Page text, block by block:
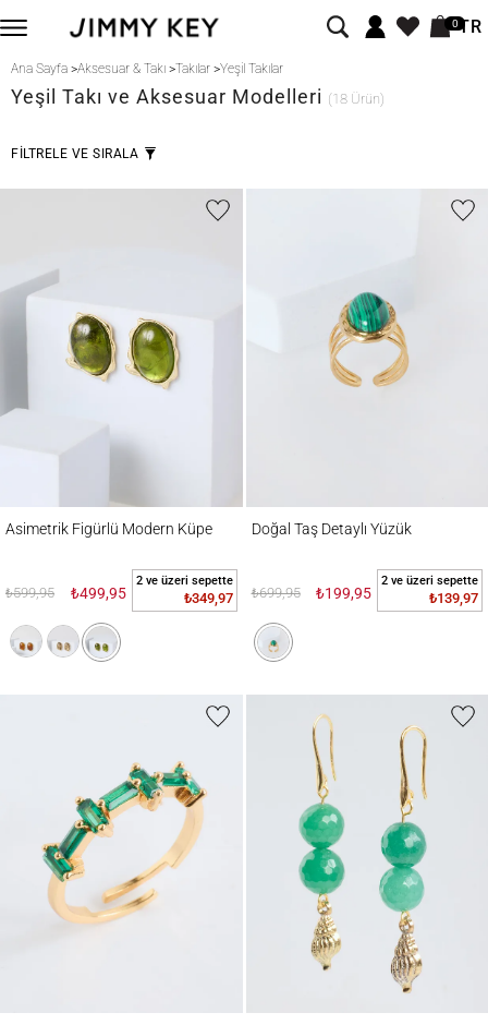
0TR
Ana Sayfa >Aksesuar & Takı >Takılar >Yeşil Takılar
Yeşil Takı ve Aksesuar Modelleri (18 Ürün)
FİLTRELE VE SIRALA
Asimetrik Figürlü Modern Küpe
₺599,95 ₺499,95
2 ve üzeri sepette
₺349,97
Doğal Taş Detaylı Yüzük
₺699,95 ₺199,95
2 ve üzeri sepette
₺139,97